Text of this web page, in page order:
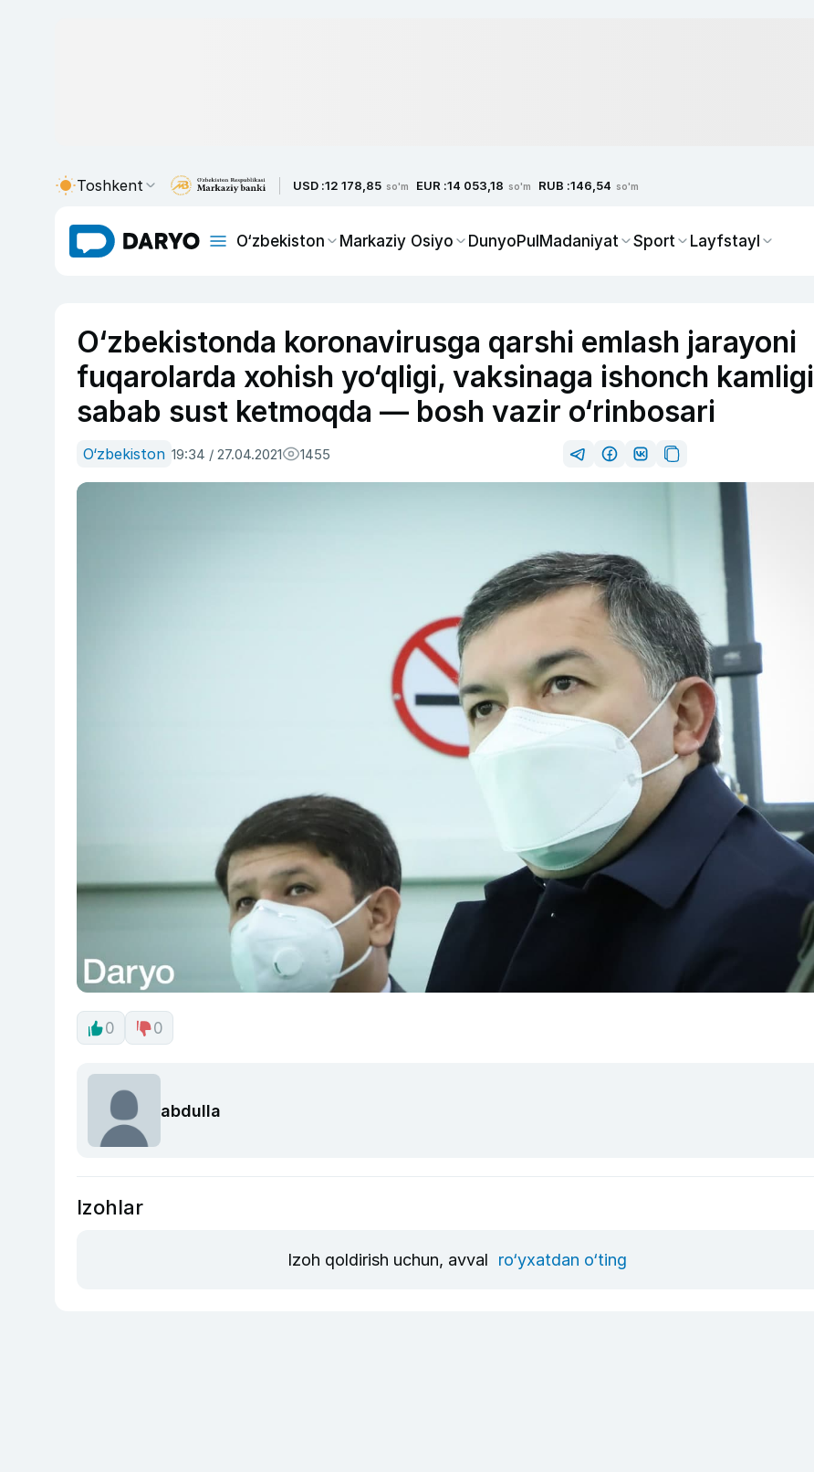
Toshkent USD :12 178,85 so'm EUR :14 053,18 so'm RUB :146,54 so'm
O‘zbekiston Markaziy Osiyo DunyoPulMadaniyat Sport Layfstayl
O‘zbekistonda koronavirusga qarshi emlash jarayoni
fuqarolarda xohish yo‘qligi, vaksinaga ishonch kamligi
sabab sust ketmoqda — bosh vazir o‘rinbosari
O‘zbekiston 19:34 / 27.04.2021 1455
0 0
abdulla
Izohlar
Izoh qoldirish uchun, avval ro‘yxatdan o‘ting